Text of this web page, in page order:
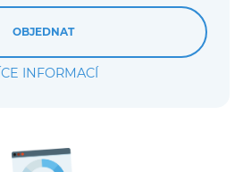
OBJEDNAT
INFORMACÍ